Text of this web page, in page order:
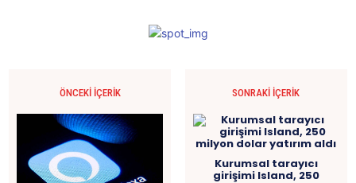
ÖNCEKI İÇERIK SONRAKI İÇERIK
Kurumsal tarayıcı
girişimi Island, 250